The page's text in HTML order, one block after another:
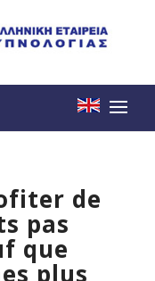
de
pas
que
plus